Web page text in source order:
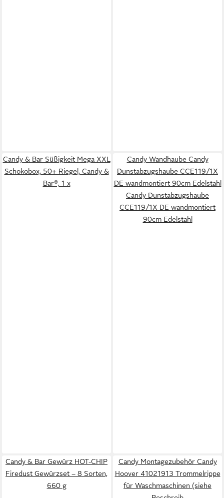
Candy & Bar Süßigkeit Mega XXL
Schokobox, 50+ Riegel, Candy &
Bar®, 1 x
Candy Wandhaube Candy
Dunstabzugshaube CCE119/1X
DE wandmontiert 90cm Edelstahl
Candy Dunstabzugshaube
CCE119/1X DE wandmontiert
90cm Edelstahl
Candy & Bar Gewürz HOT-CHIP
Firedust Gewürzset – 8 Sorten,
660 g
Candy Montagezubehör Candy
Hoover 41021913 Trommelrippe
für Waschmaschinen (siehe